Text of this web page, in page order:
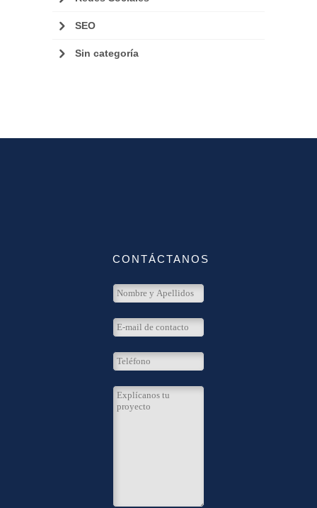
SEO
Sin categoría
CONTÁCTANOS